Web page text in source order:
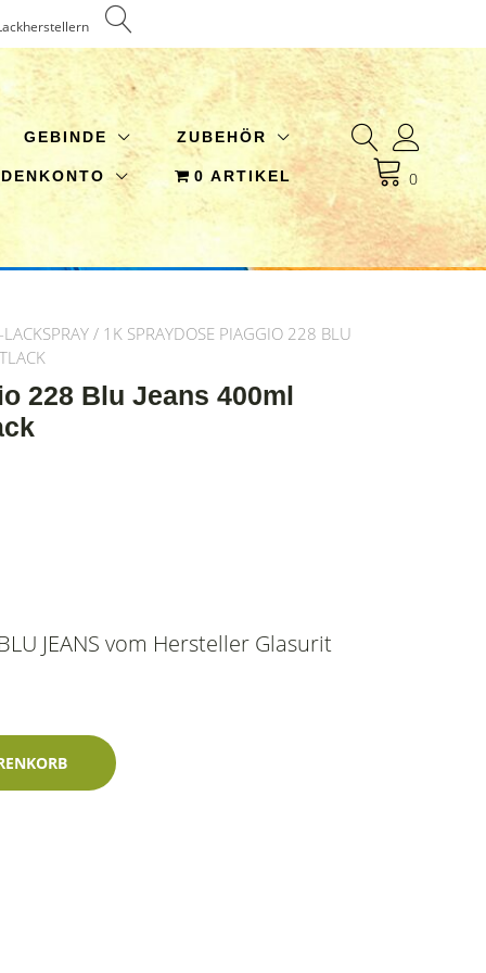
GEBINDE ZUBEHÖR
0 ARTIKEL 0
/ 1K SPRAYDOSE PIAGGIO 228 BLU
228 Blu Jeans 400ml
JEANS vom Hersteller Glasurit
400ml Glasurit-Einschichtlack Menge